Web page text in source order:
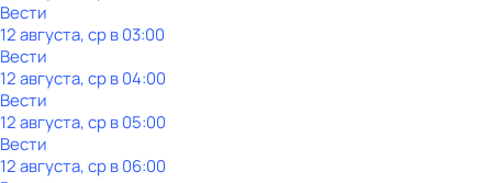
Вести
12 августа, ср в 03:00
Вести
12 августа, ср в 04:00
Вести
12 августа, ср в 05:00
Вести
12 августа, ср в 06:00